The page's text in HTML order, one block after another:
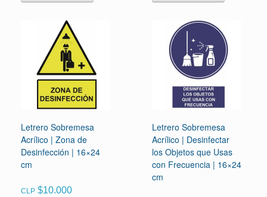
Letrero Sobremesa
Acrílico | Zona de
Desinfección | 16×24
cm
CLP $10.000
Letrero Sobremesa
Acrílico | Desinfectar
los Objetos que Usas
con Frecuencia | 16×24
cm